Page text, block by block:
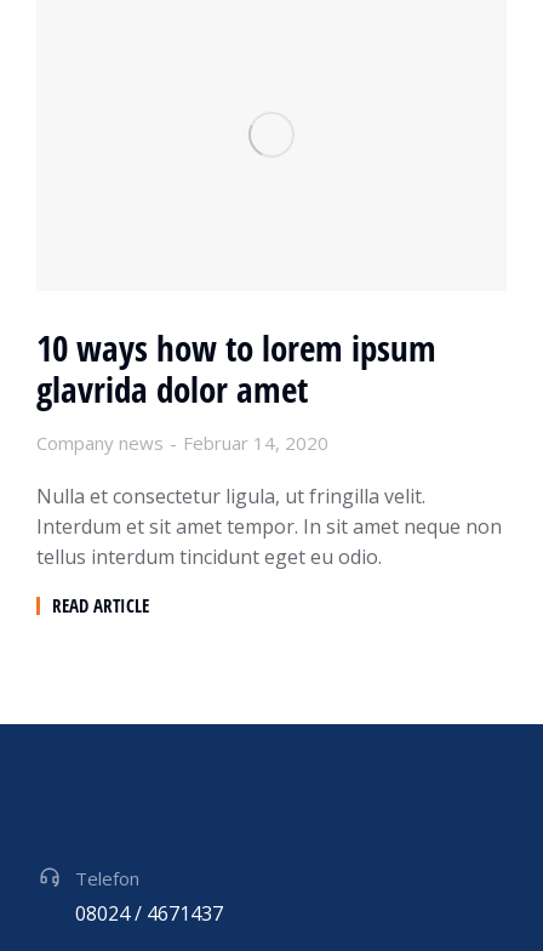
10 ways how to lorem ipsum
glavrida dolor amet
Company news Februar 14, 2020
Nulla et consectetur ligula, ut fringilla velit.
Interdum et sit amet tempor. In sit amet neque non
tellus interdum tincidunt eget eu odio.
READ ARTICLE
Telefon
08024 / 4671437